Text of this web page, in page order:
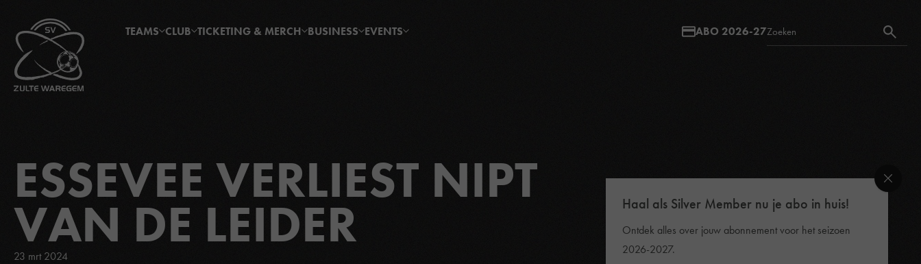
Haal als Silver Member nu je abo in huis!
Ontdek alles over jouw abonnement voor het seizoen
2026-2027.
TEAMS CLUB TICKETING & MERCH BUSINESS EVENTS ABO 2026-27
ESSEVEE VERLIEST NIPT
VAN DE LEIDER
23 mrt 2024